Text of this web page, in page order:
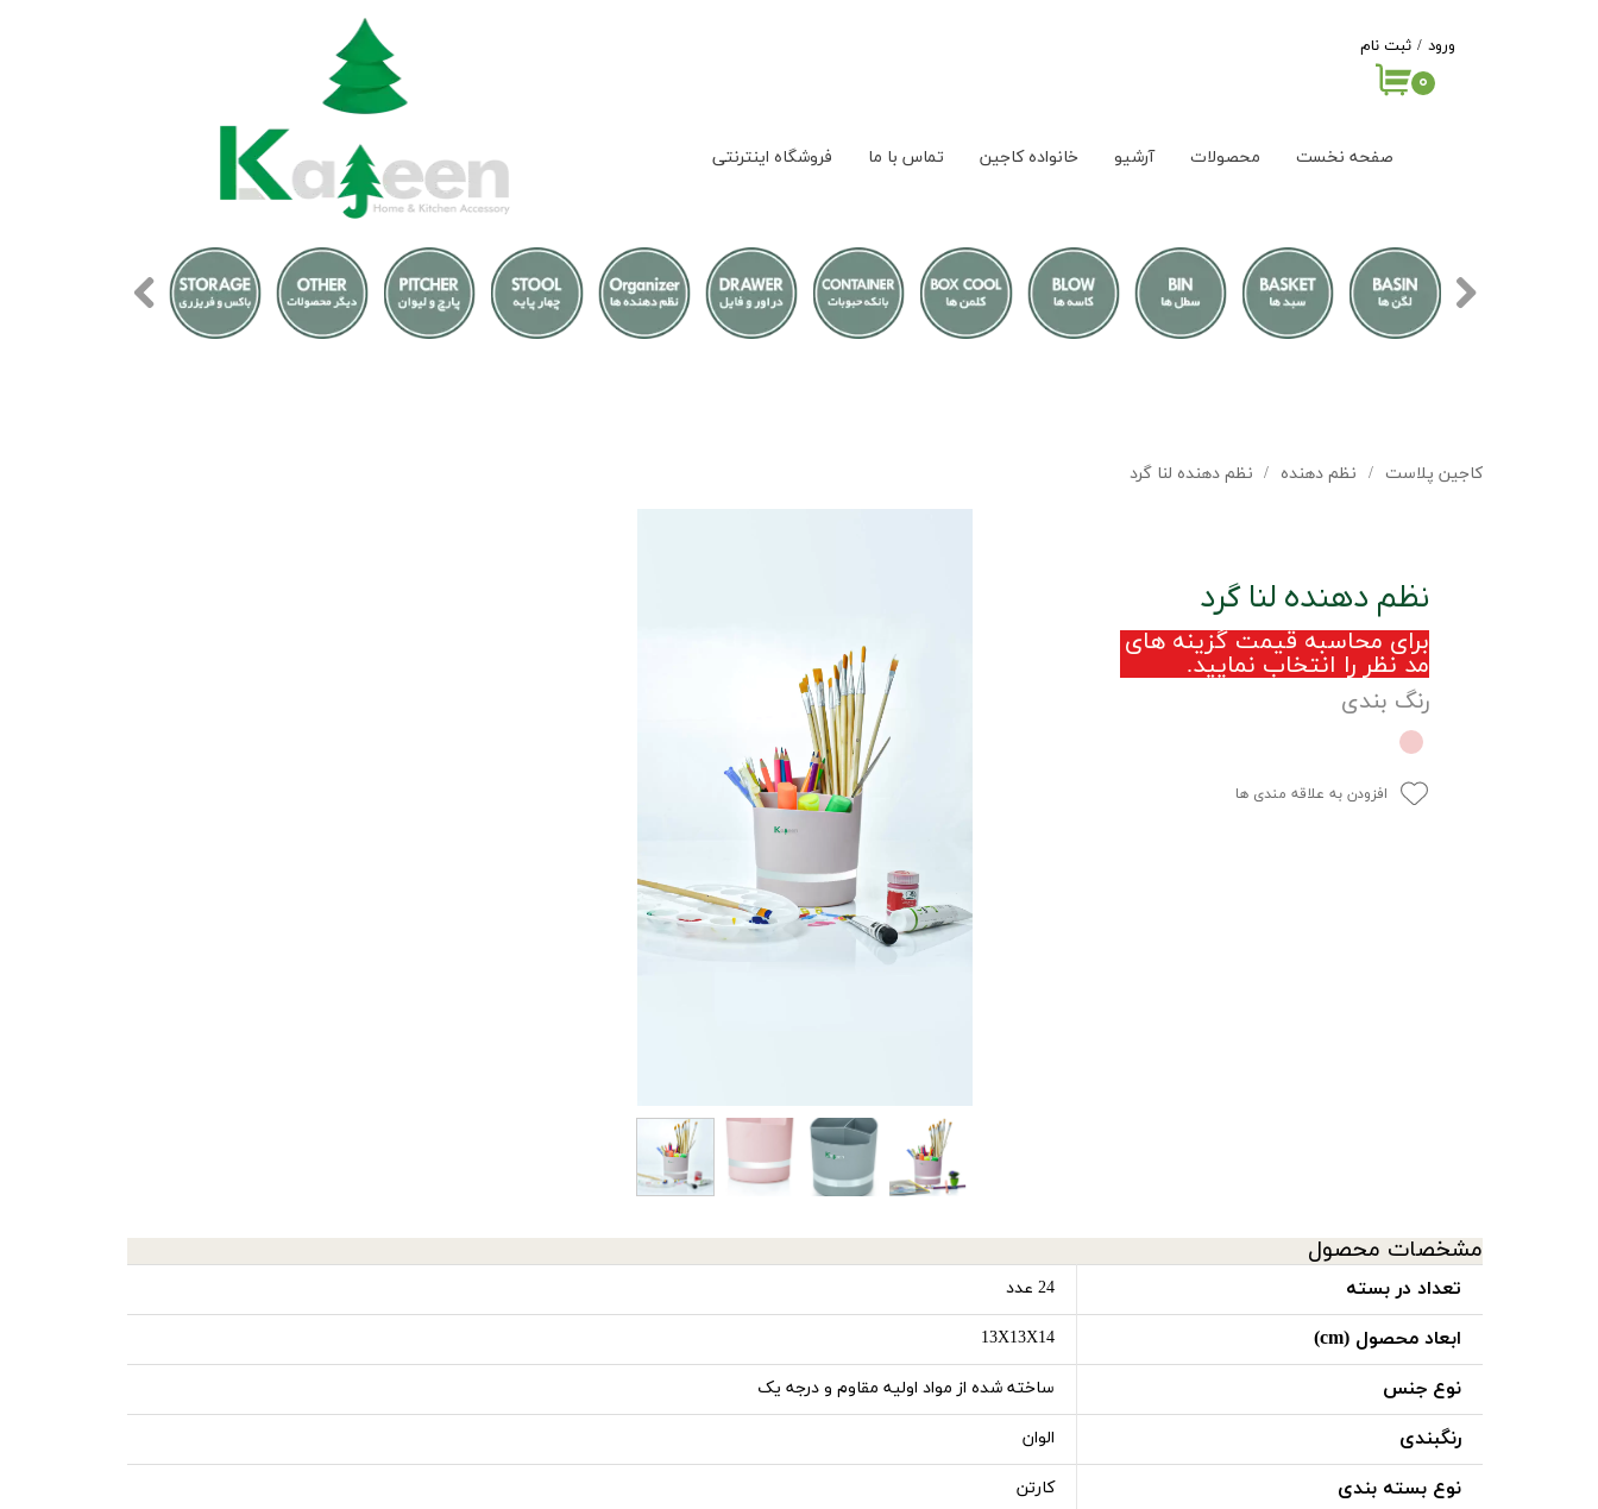
صفحه نخست محصولات آرشیو خانواده کاجین تماس با ما فروشگاه اینترنتی
ورود / ثبت نام
حساب کاربری من
۰
کاجین پلاست نظم دهنده نظم دهنده لنا گرد
نظم دهنده لنا گرد
برای محاسبه قیمت گزینه های
مد نظر را انتخاب نمایید.
رنگ بندی
افزودن به علاقه مندی ها
مشخصات محصول
تعداد در بسته 24 عدد
ابعاد محصول (cm) 13X13X14
نوع جنس ساخته شده از مواد اولیه مقاوم و درجه یک
رنگبندی الوان
نوع بسته بندی کارتن